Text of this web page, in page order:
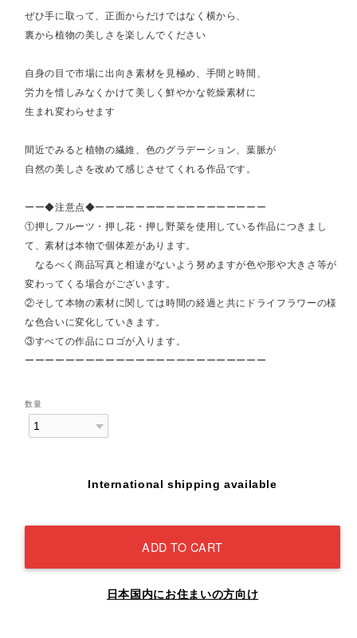
ぜひ手に取って、正面からだけではなく横から、
裏から植物の美しさを楽しんでください
自身の目で市場に出向き素材を見極め、手間と時間、
労力を惜しみなくかけて美しく鮮やかな乾燥素材に
生まれ変わらせます
間近でみると植物の繊維、色のグラデーション、葉脈が
自然の美しさを改めて感じさせてくれる作品です。
ーー◆注意点◆ーーーーーーーーーーーーーーーーー
①押しフルーツ・押し花・押し野菜を使用している作品につきまし
て、素材は本物で個体差があります。
なるべく商品写真と相違がないよう努めますが色や形や大きさ等が
変わってくる場合がございます。
②そして本物の素材に関しては時間の経過と共にドライフラワーの様
な色合いに変化していきます。
③すべての作品にロゴが入ります。
ーーーーーーーーーーーーーーーーーーーーーーーー
数量
International shipping available
ADD TO CART
日本国内にお住まいの方向け